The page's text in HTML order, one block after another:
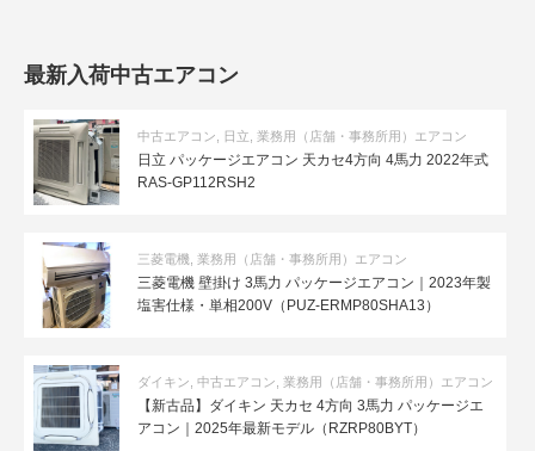
最新入荷中古エアコン
中古エアコン 日立 業務用（店舗・事務所用）エアコン
日立 パッケージエアコン 天カセ4方向 4馬力 2022年式
RAS-GP112RSH2
三菱電機 業務用（店舗・事務所用）エアコン
三菱電機 壁掛け 3馬力 パッケージエアコン｜2023年製
塩害仕様・単相200V（PUZ-ERMP80SHA13）
ダイキン 中古エアコン 業務用（店舗・事務所用）エアコン
【新古品】ダイキン 天カセ 4方向 3馬力 パッケージエ
アコン｜2025年最新モデル（RZRP80BYT）